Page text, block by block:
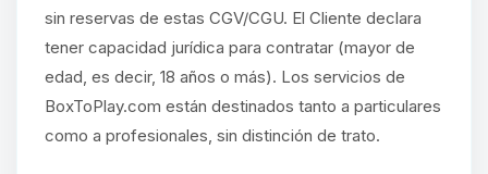
sin reservas de estas CGV/CGU. El Cliente declara
tener capacidad jurídica para contratar (mayor de
edad, es decir, 18 años o más). Los servicios de
BoxToPlay.com están destinados tanto a particulares
como a profesionales, sin distinción de trato.